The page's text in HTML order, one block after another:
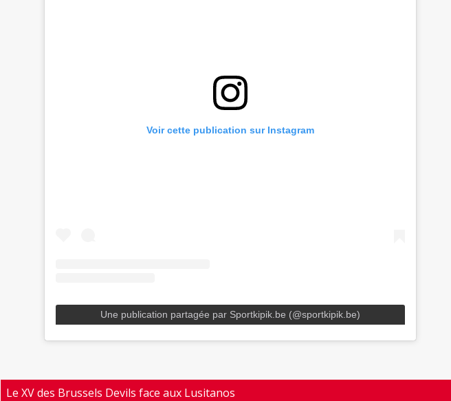
Voir cette publication sur Instagram
Une publication partagée par Sportkipik.be (@sportkipik.be)
Le XV des Brussels Devils face aux Lusitanos